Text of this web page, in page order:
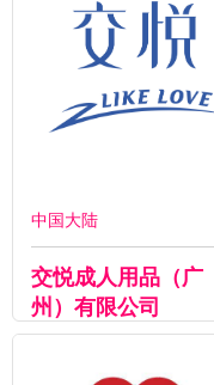
中国大陆
交悦成人用品（广
州）有限公司